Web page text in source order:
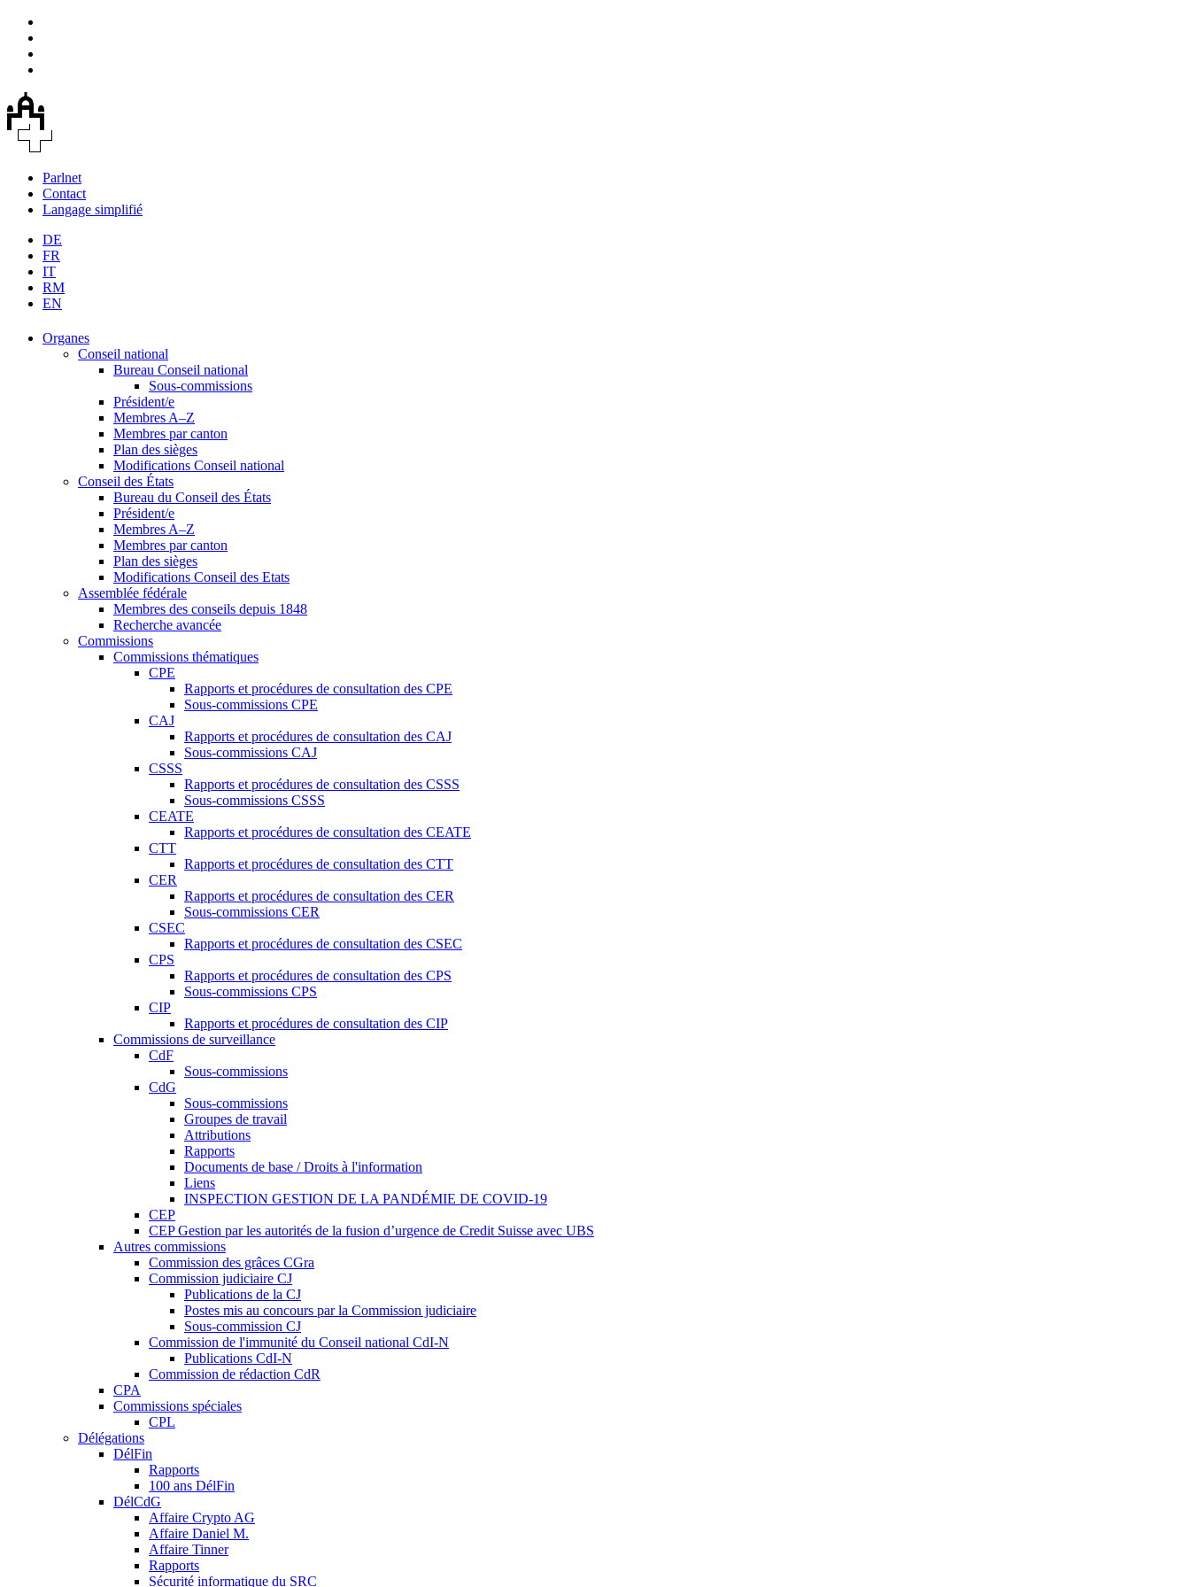
Parlnet
Contact
Langage simplifié
DE
FR
IT
RM
EN
Organes
Conseil national
Bureau Conseil national
Sous-commissions
Président/e
Membres A–Z
Membres par canton
Plan des sièges
Modifications Conseil national
Conseil des États
Bureau du Conseil des États
Président/e
Membres A–Z
Membres par canton
Plan des sièges
Modifications Conseil des Etats
Assemblée fédérale
Membres des conseils depuis 1848
Recherche avancée
Commissions
Commissions thématiques
CPE
Rapports et procédures de consultation des CPE
Sous-commissions CPE
CAJ
Rapports et procédures de consultation des CAJ
Sous-commissions CAJ
CSSS
Rapports et procédures de consultation des CSSS
Sous-commissions CSSS
CEATE
Rapports et procédures de consultation des CEATE
CTT
Rapports et procédures de consultation des CTT
CER
Rapports et procédures de consultation des CER
Sous-commissions CER
CSEC
Rapports et procédures de consultation des CSEC
CPS
Rapports et procédures de consultation des CPS
Sous-commissions CPS
CIP
Rapports et procédures de consultation des CIP
Commissions de surveillance
CdF
Sous-commissions
CdG
Sous-commissions
Groupes de travail
Attributions
Rapports
Documents de base / Droits à l'information
Liens
INSPECTION GESTION DE LA PANDÉMIE DE COVID-19
CEP
CEP Gestion par les autorités de la fusion d’urgence de Credit Suisse avec UBS
Autres commissions
Commission des grâces CGra
Commission judiciaire CJ
Publications de la CJ
Postes mis au concours par la Commission judiciaire
Sous-commission CJ
Commission de l'immunité du Conseil national CdI-N
Publications CdI-N
Commission de rédaction CdR
CPA
Commissions spéciales
CPL
Délégations
DélFin
Rapports
100 ans DélFin
DélCdG
Affaire Crypto AG
Affaire Daniel M.
Affaire Tinner
Rapports
Sécurité informatique du SRC